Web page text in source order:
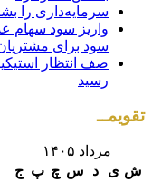
رسید
تقویمــ
مرداد ۱۴۰۵
ش
5
6
7
10
11
12
13
14
15
16